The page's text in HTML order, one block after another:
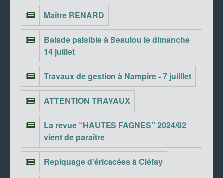
Maître RENARD
Balade paisible à Beaulou le dimanche
14 juillet
Travaux de gestion à Nampîre - 7 juilllet
ATTENTION TRAVAUX
La revue “HAUTES FAGNES” 2024/02
vient de paraître
Repiquage d’éricacées à Cléfay